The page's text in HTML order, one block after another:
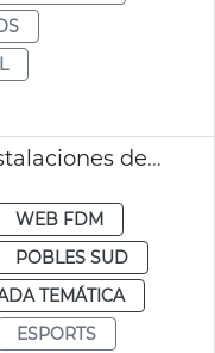
Adjudicación reforma instalaciones deportivas la Torre València
WEB FDM
POBLES SUD
TEMÁTICA
ESPORTS